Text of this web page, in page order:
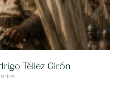
Téllez Girón